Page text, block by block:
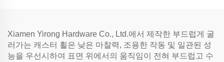
Xiamen Yirong Hardware Co., Ltd.에서 제작한 부드럽게 굴
러가는 캐스터 휠은 낮은 마찰력, 조용한 작동 및 일관된 성
능을 우선시하여 표면 위에서의 움직임이 전혀 부드럽고 수